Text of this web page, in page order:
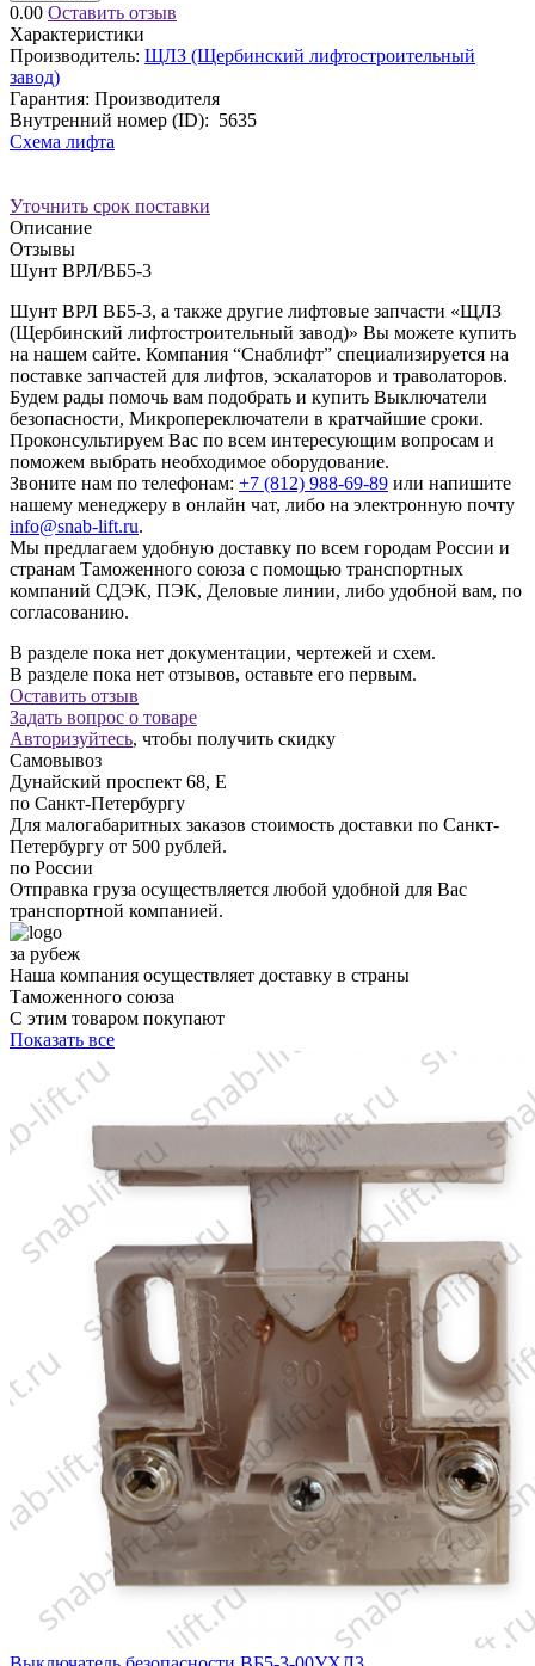
0.00 Оставить отзыв
Характеристики
Производитель: ЩЛЗ (Щербинский лифтостроительный
завод)
Гарантия: Производителя
Внутренний номер (ID): 5635
Схема лифта
Уточнить срок поставки
Описание
Отзывы
Шунт ВРЛ/ВБ5-3
Шунт ВРЛ ВБ5-3, а также другие лифтовые запчасти «ЩЛЗ
(Щербинский лифтостроительный завод)» Вы можете купить
на нашем сайте. Компания “Снаблифт” специализируется на
поставке запчастей для лифтов, эскалаторов и траволаторов.
Будем рады помочь вам подобрать и купить Выключатели
безопасности, Микропереключатели в кратчайшие сроки.
Проконсультируем Вас по всем интересующим вопросам и
поможем выбрать необходимое оборудование.
Звоните нам по телефонам: +7 (812) 988-69-89 или напишите
нашему менеджеру в онлайн чат, либо на электронную почту
info@snab-lift.ru.
Мы предлагаем удобную доставку по всем городам России и
странам Таможенного союза с помощью транспортных
компаний СДЭК, ПЭК, Деловые линии, либо удобной вам, по
согласованию.
В разделе пока нет документации, чертежей и схем.
В разделе пока нет отзывов, оставьте его первым.
Оставить отзыв
Задать вопрос о товаре
Авторизуйтесь, чтобы получить скидку
Самовывоз
Дунайский проспект 68, Е
по Санкт-Петербургу
Для малогабаритных заказов стоимость доставки по Санкт-
Петербургу от 500 рублей.
по России
Отправка груза осуществляется любой удобной для Вас
транспортной компанией.
за рубеж
Наша компания осуществляет доставку в страны
Таможенного союза
С этим товаром покупают
Показать все